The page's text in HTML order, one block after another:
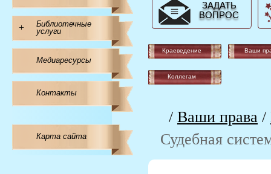
+
Библиотечные
услуги
Медиаресурсы
Контакты
Карта сайта
ЗАДАТЬ
ВОПРОС
Краеведение Ваши
Коллегам
/ Ваши права /
Судебная